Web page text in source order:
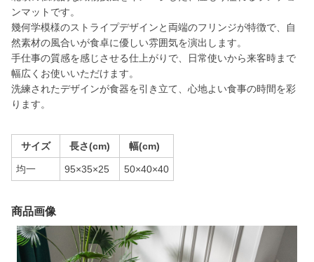
ンマットです。
幾何学模様のストライプデザインと両端のフリンジが特徴で、自
然素材の風合いが食卓に優しい雰囲気を演出します。
手仕事の質感を感じさせる仕上がりで、日常使いから来客時まで
幅広くお使いいただけます。
洗練されたデザインが食器を引き立て、心地よい食事の時間を彩
ります。
サイズ 長さ(cm) 幅(cm)
均一 95×35×25 50×40×40
商品画像